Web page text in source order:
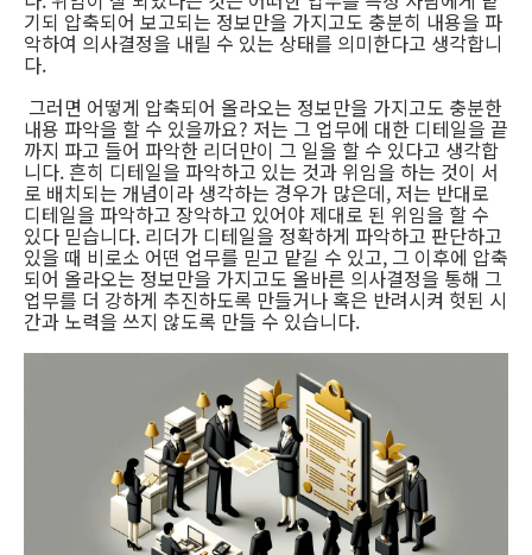
기되 압축되어 보고되는 정보만을 가지고도 충분히 내용을 파
악하여 의사결정을 내릴 수 있는 상태를 의미한다고 생각합니
다.
그러면 어떻게 압축되어 올라오는 정보만을 가지고도 충분한
내용 파악을 할 수 있을까요? 저는 그 업무에 대한 디테일을 끝
까지 파고 들어 파악한 리더만이 그 일을 할 수 있다고 생각합
니다. 흔히 디테일을 파악하고 있는 것과 위임을 하는 것이 서
로 배치되는 개념이라 생각하는 경우가 많은데, 저는 반대로
디테일을 파악하고 장악하고 있어야 제대로 된 위임을 할 수
있다 믿습니다. 리더가 디테일을 정확하게 파악하고 판단하고
있을 때 비로소 어떤 업무를 믿고 맡길 수 있고, 그 이후에 압축
되어 올라오는 정보만을 가지고도 올바른 의사결정을 통해 그
업무를 더 강하게 추진하도록 만들거나 혹은 반려시켜 헛된 시
간과 노력을 쓰지 않도록 만들 수 있습니다.